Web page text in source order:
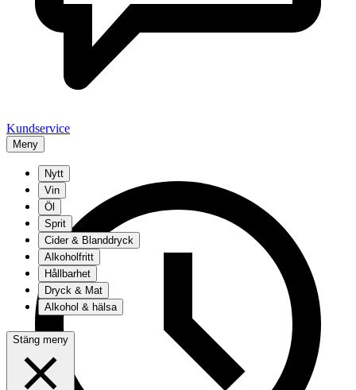
Kundservice
Meny
Nytt
Vin
Öl
Sprit
Cider & Blanddryck
Alkoholfritt
Hållbarhet
Dryck & Mat
Alkohol & hälsa
Stäng meny